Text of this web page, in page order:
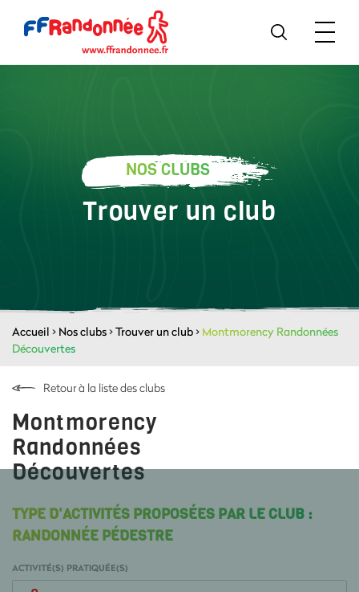
NOS CLUBS
Trouver un club
Accueil > Nos clubs>Trouver un club> Montmorency Randonnées
Découvertes
Retour à la liste des clubs
Montmorency
Randonnées
Découvertes
TYPE D'ACTIVITÉS PROPOSÉES PAR LE CLUB :
RANDONNÉE PÉDESTRE
ACTIVITÉ(S) PRATIQUÉE(S)